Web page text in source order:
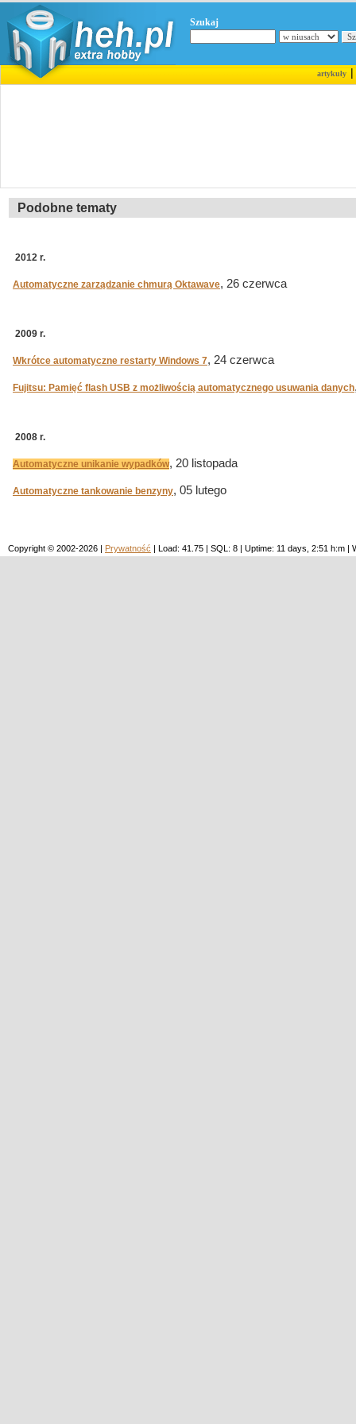
Szukaj
artykuły|
Podobne tematy
2012 r.
Automatyczne zarządzanie chmurą Oktawave, 26 czerwca
2009 r.
Wkrótce automatyczne restarty Windows 7, 24 czerwca
Fujitsu: Pamięć flash USB z możliwością automatycznego usuwania danych
2008 r.
Automatyczne unikanie wypadków, 20 listopada
Automatyczne tankowanie benzyny, 05 lutego
Copyright © 2002-2026 | Prywatność | Load: 41.75 | SQL: 8 | Uptime: 11 days, 2:51 h:m